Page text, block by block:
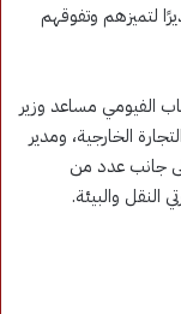
لتميزهم وتفوقهم
الفيومي مساعد وزير
الخارجية، ومدير
جانب عدد من
النقل والبيئة.